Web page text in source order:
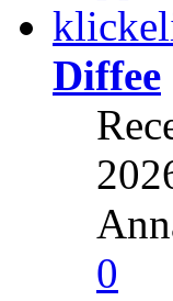
Diffee
0